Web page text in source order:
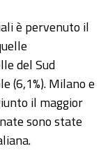
è pervenuto il
del Sud
(6,1%). Milano e
il maggior
sono state